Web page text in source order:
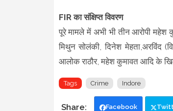
FIR का संक्षिप्त विवरण
पूरे मामले में अभी भी तीन आरोपी
मिथुन सोलंकी, दिनेश मेहता,अरविंद
आलोक राठौर, महेश कुमावत आदि के
Tags Crime Indore
Facebook